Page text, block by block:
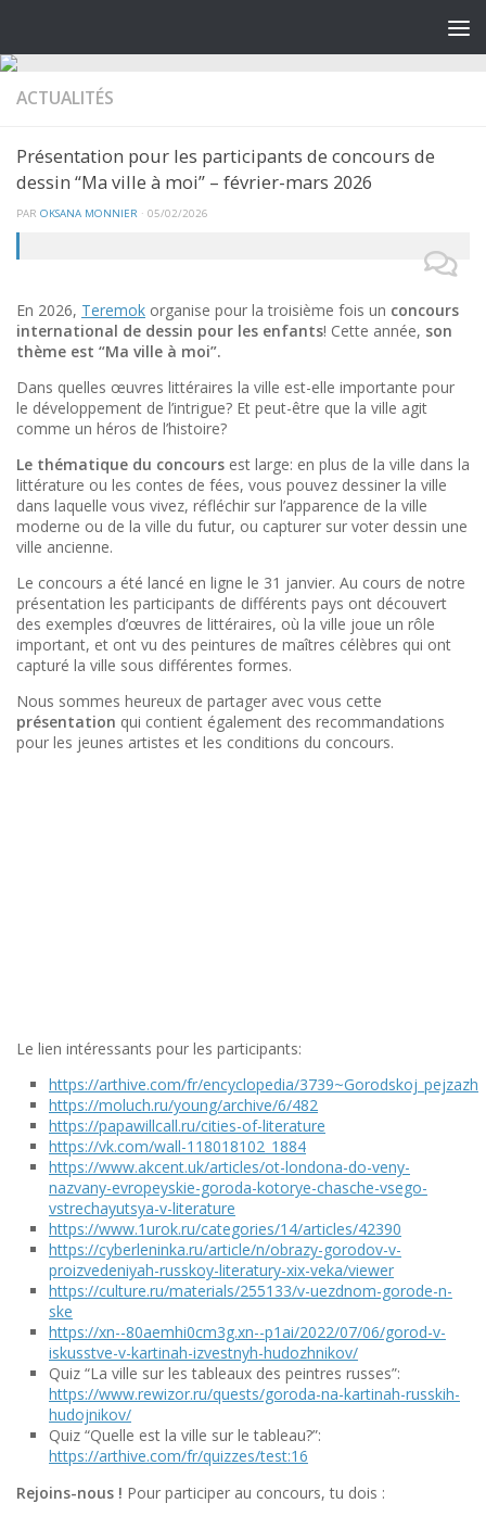
ACTUALITÉS
Présentation pour les participants de concours de
dessin “Ma ville à moi” – février-mars 2026
PAR OKSANA MONNIER · 05/02/2026
En 2026, Teremok organise pour la troisième fois un concours
international de dessin pour les enfants! Cette année, son
thème est “Ma ville à moi”.
Dans quelles œuvres littéraires la ville est-elle importante pour
le développement de l’intrigue? Et peut-être que la ville agit
comme un héros de l’histoire?
Le thématique du concours est large: en plus de la ville dans la
littérature ou les contes de fées, vous pouvez dessiner la ville
dans laquelle vous vivez, réfléchir sur l’apparence de la ville
moderne ou de la ville du futur, ou capturer sur voter dessin une
ville ancienne.
Le concours a été lancé en ligne le 31 janvier. Au cours de notre
présentation les participants de différents pays ont découvert
des exemples d’œuvres de littéraires, où la ville joue un rôle
important, et ont vu des peintures de maîtres célèbres qui ont
capturé la ville sous différentes formes.
Nous sommes heureux de partager avec vous cette
présentation qui contient également des recommandations
pour les jeunes artistes et les conditions du concours.
Le lien intéressants pour les participants:
https://arthive.com/fr/encyclopedia/3739~Gorodskoj_pejzazh
https://moluch.ru/young/archive/6/482
https://papawillcall.ru/cities-of-literature
https://vk.com/wall-118018102_1884
https://www.akcent.uk/articles/ot-londona-do-veny-
nazvany-evropeyskie-goroda-kotorye-chasche-vsego-
vstrechayutsya-v-literature
https://www.1urok.ru/categories/14/articles/42390
https://cyberleninka.ru/article/n/obrazy-gorodov-v-
proizvedeniyah-russkoy-literatury-xix-veka/viewer
https://culture.ru/materials/255133/v-uezdnom-gorode-n-
ske
https://xn--80aemhi0cm3g.xn--p1ai/2022/07/06/gorod-v-
iskusstve-v-kartinah-izvestnyh-hudozhnikov/
Quiz “La ville sur les tableaux des peintres russes”:
https://www.rewizor.ru/quests/goroda-na-kartinah-russkih-
hudojnikov/
Quiz “Quelle est la ville sur le tableau?”:
https://arthive.com/fr/quizzes/test:16
Rejoins-nous ! Pour participer au concours, tu dois :